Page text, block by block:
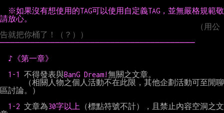
※如果沒有想使用的TAG可以使用自定義TAG，並無嚴格規範敬
請放心。
（用公
告就把你桶了！（？））
───────────────────────────────────────
♪《第一章》
1-1 不得發表與BanG Dream!無關之文章。
區討論。）
1-2 文章為30字以上
（標點符號不計），且禁止內容空洞之文